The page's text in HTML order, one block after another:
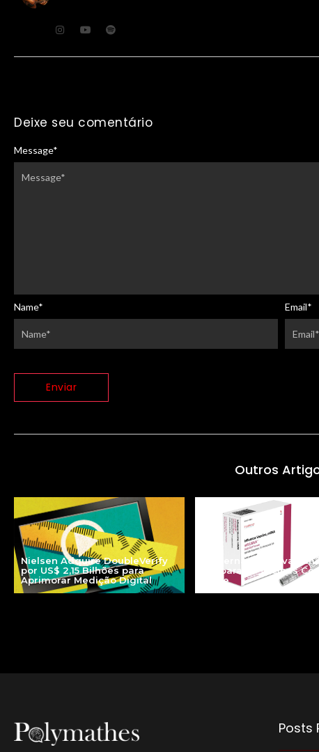
Deixe seu comentário
Message*
Name* Email*
Outros
Nielsen Adquire DoubleVerify
por US$ 2,15 Bilhões para
Aprimorar Medição Digital
Moderna mFlusiva: uma
Era para as Vacinas
Gripe
Posts